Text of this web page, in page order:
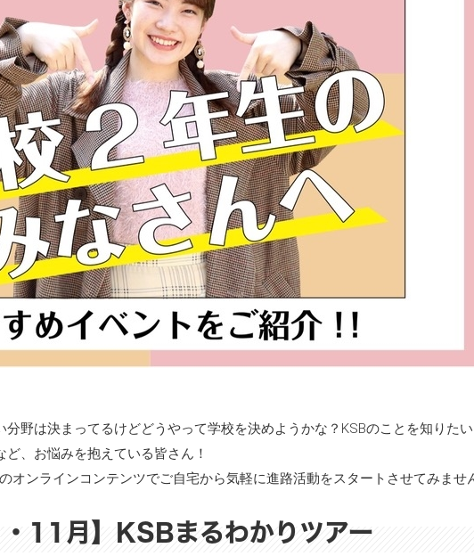
野は決まってるけどどうやって学校を決めようかな？KSBのことを知りた
、お悩みを抱えている皆さん！
オンラインコンテンツでご自宅から気軽に進路活動をスタートさせてみませ
11月】KSBまるわかりツアー